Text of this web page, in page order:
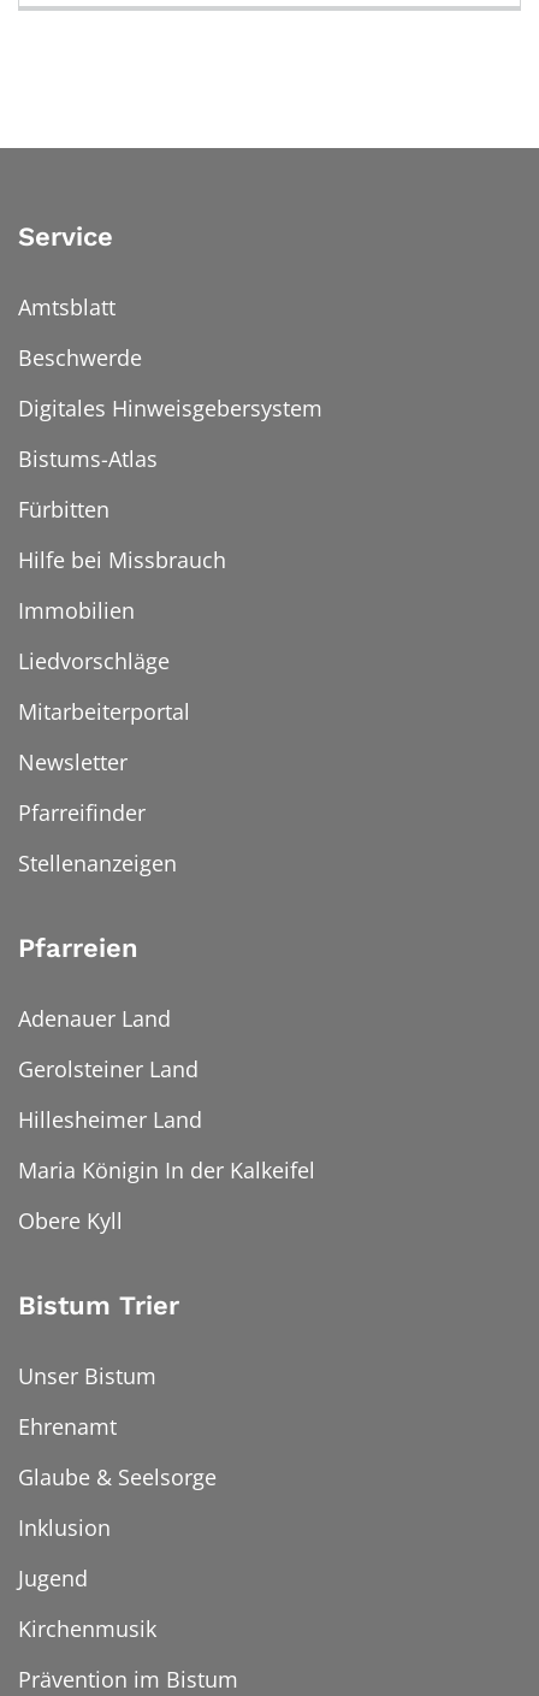
Service
Amtsblatt
Beschwerde
Digitales Hinweisgebersystem
Bistums-Atlas
Fürbitten
Hilfe bei Missbrauch
Immobilien
Liedvorschläge
Mitarbeiterportal
Newsletter
Pfarreifinder
Stellenanzeigen
Pfarreien
Adenauer Land
Gerolsteiner Land
Hillesheimer Land
Maria Königin In der Kalkeifel
Obere Kyll
Bistum Trier
Unser Bistum
Ehrenamt
Glaube & Seelsorge
Inklusion
Jugend
Kirchenmusik
Prävention im Bistum